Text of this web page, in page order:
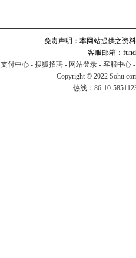
免责声明：本网站提供之资
客服邮箱：
支付中心 - 搜狐招聘 - 网站登录 - 客服中心
Copyright © 2022
热线：86-10-